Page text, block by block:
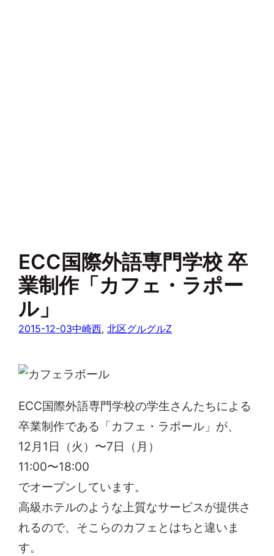
ECC国際外語専門学校 卒
業制作「カフェ・ラポー
ル」
2015-12-03中崎西, 北区グルグルZ
ECC国際外語専門学校の学生さんたちによる
卒業制作である「カフェ・ラポール」が、
12月1日（火）〜7日（月）
11:00〜18:00
でオープンしています。
高級ホテルのような上質なサービスが提供さ
れるので、そこらのカフェとはちと違いま
す。